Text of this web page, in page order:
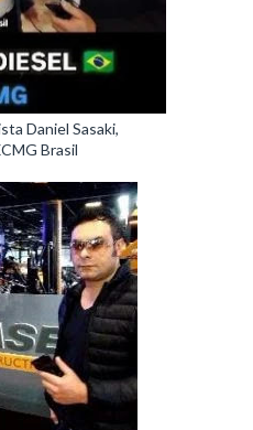
Daniel Sasaki,
Brasil